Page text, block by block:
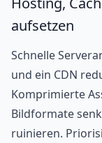
aufsetzen
Schnelle
und ein CDN
Komprimierte
Bildformate
ruinieren.